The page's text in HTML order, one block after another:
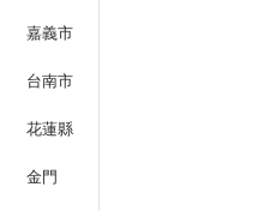
嘉義市
台南市
花蓮縣
金門